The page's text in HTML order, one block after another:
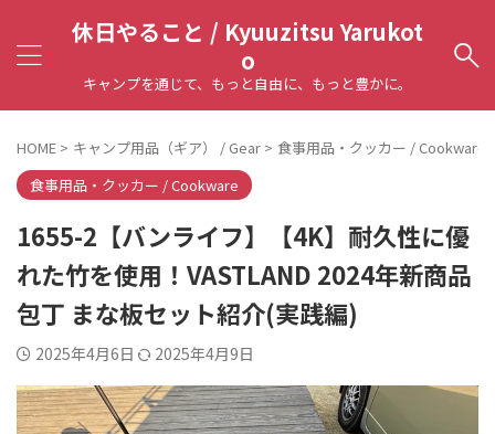
休日やること / Kyuuzitsu Yarukot
o
キャンプを通じて、もっと自由に、もっと豊かに。
HOME > キャンプ用品（ギア） / Gear > 食事用品・クッカー / Cookware
食事用品・クッカー / Cookware
1655-2【バンライフ】【4K】耐久性に優
れた竹を使用！VASTLAND 2024年新商品
包丁 まな板セット紹介(実践編)
2025年4月6日 2025年4月9日